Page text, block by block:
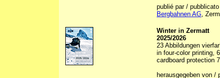
publié par /
Bergbahnen AG,
Winter in Zermatt
2025/2026
23 Abbildungen
in four-color printing,
cardboard protection
herausgegeben von /